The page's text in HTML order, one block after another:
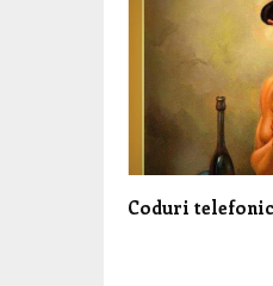
Coduri